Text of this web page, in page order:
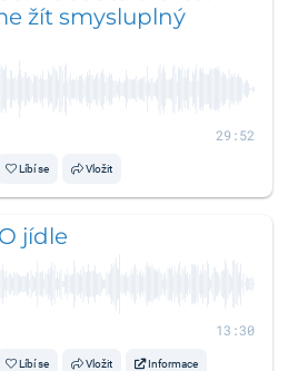
žít smysluplný
29:52
Líbí se Vložit
jídle
13:30
Líbí se Vložit Informace